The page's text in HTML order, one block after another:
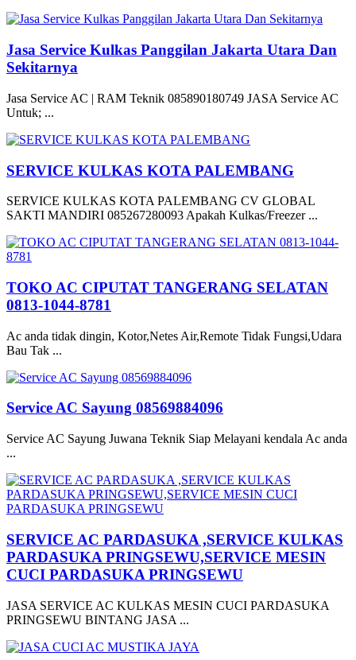
Jasa Service Kulkas Panggilan Jakarta Utara Dan
Sekitarnya
Jasa Service AC | RAM Teknik 085890180749 JASA Service AC
Untuk; ...
SERVICE KULKAS KOTA PALEMBANG
SERVICE KULKAS KOTA PALEMBANG CV GLOBAL
SAKTI MANDIRI 085267280093 Apakah Kulkas/Freezer ...
TOKO AC CIPUTAT TANGERANG SELATAN
0813-1044-8781
Ac anda tidak dingin, Kotor,Netes Air,Remote Tidak Fungsi,Udara
Bau Tak ...
Service AC Sayung 08569884096
Service AC Sayung Juwana Teknik Siap Melayani kendala Ac anda
...
SERVICE AC PARDASUKA ,SERVICE KULKAS
PARDASUKA PRINGSEWU,SERVICE MESIN
CUCI PARDASUKA PRINGSEWU
JASA SERVICE AC KULKAS MESIN CUCI PARDASUKA
PRINGSEWU BINTANG JASA ...